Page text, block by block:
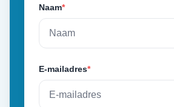
Naam*
E-mailadres*